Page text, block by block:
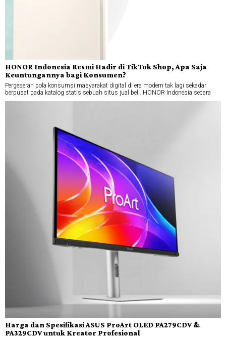
HONOR Indonesia Resmi Hadir di TikTok Shop, Apa Saja
Keuntungannya bagi Konsumen?
Pergeseran pola konsumsi masyarakat digital di era modern tak lagi sekadar
berpusat pada katalog statis sebuah situs jual beli. HONOR Indonesia secara
Harga dan Spesifikasi ASUS ProArt OLED PA279CDV &
PA329CDV untuk Kreator Profesional